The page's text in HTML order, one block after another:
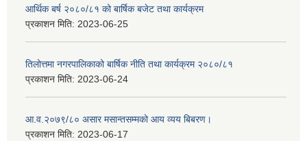
आर्थिक बर्ष २०८०/८१ को बार्षिक बजेट तथा कार्यक्रम
प्रकाशन मिति: 2023-06-25
तिलोत्तमा नगरपालिकाको बार्षिक नीति तथा कार्यक्रम २०८०/८१
प्रकाशन मिति: 2023-06-24
आ.व.२०७९/८० असार मसान्तसम्मको आय व्यय बिबरण।
प्रकाशन मिति: 2023-06-17